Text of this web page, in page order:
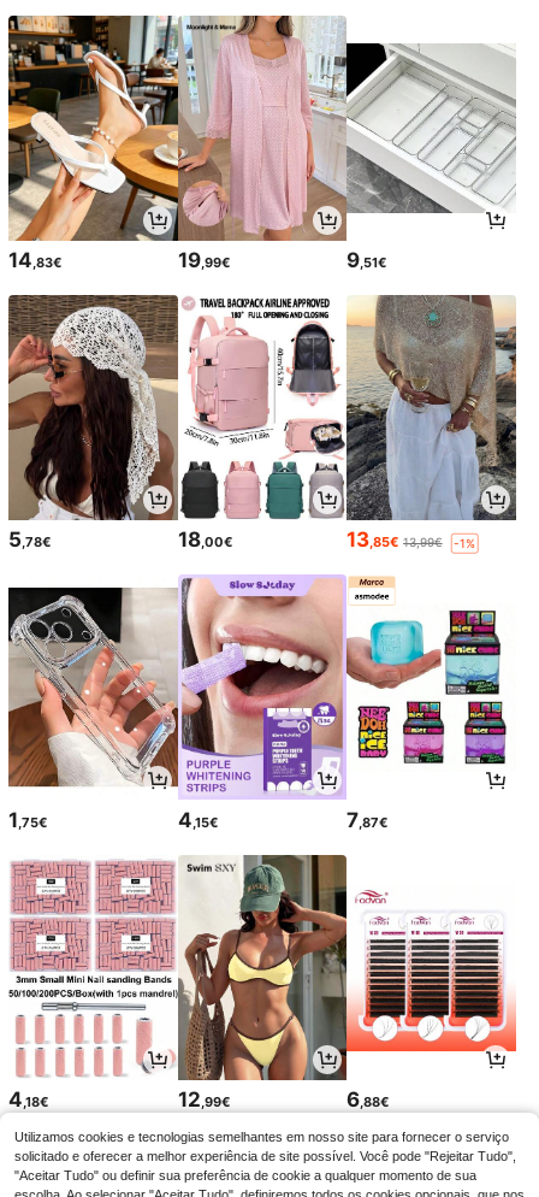
14,83€ 19,99€ 9,51€
5,78€ 18,00€ 13,85€ 13,99€ -1%
1 ,75€ 4 ,15€ 7 ,87€
4 ,18€ 12 ,99€ 6 ,88€
Utilizamos cookies e tecnologias semelhantes em nosso site para fornecer o serviço
solicitado e oferecer a melhor experiência de site possível. Você pode "Rejeitar Tudo",
"Aceitar Tudo" ou definir sua preferência de cookie a qualquer momento de sua